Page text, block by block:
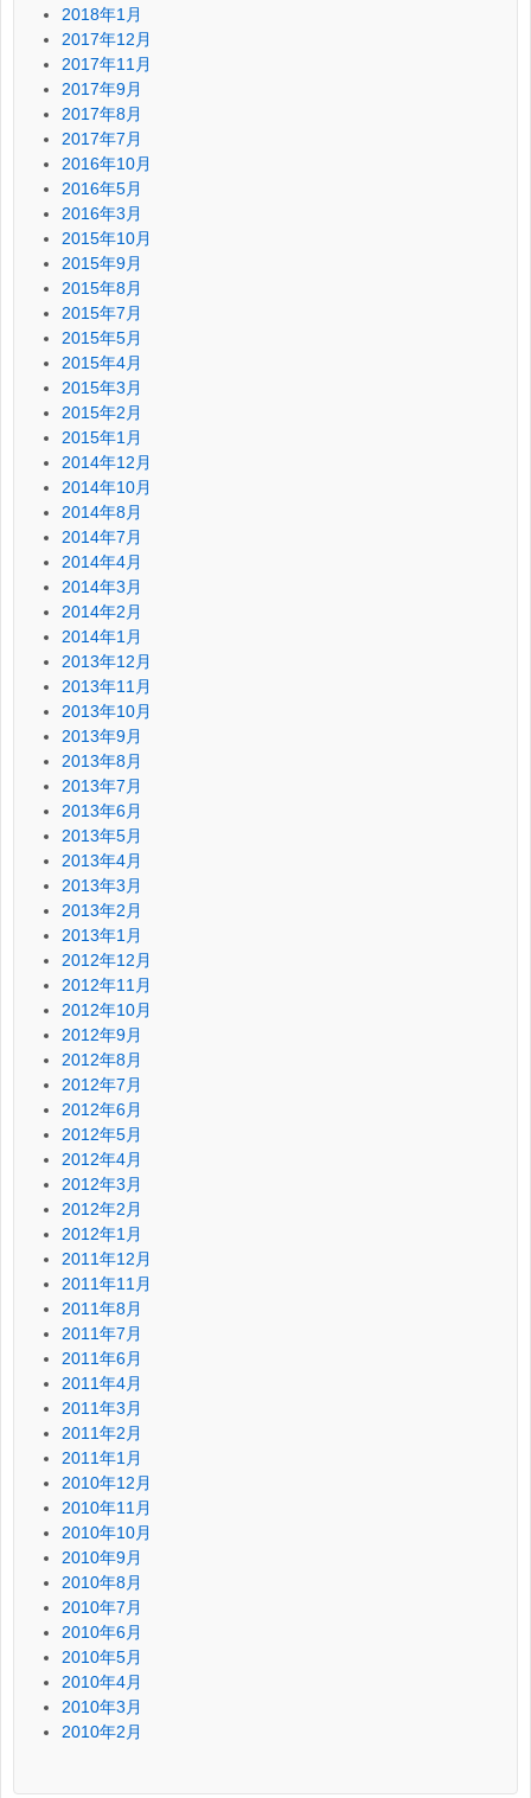
2018年1月
2017年12月
2017年11月
2017年9月
2017年8月
2017年7月
2016年10月
2016年5月
2016年3月
2015年10月
2015年9月
2015年8月
2015年7月
2015年5月
2015年4月
2015年3月
2015年2月
2015年1月
2014年12月
2014年10月
2014年8月
2014年7月
2014年4月
2014年3月
2014年2月
2014年1月
2013年12月
2013年11月
2013年10月
2013年9月
2013年8月
2013年7月
2013年6月
2013年5月
2013年4月
2013年3月
2013年2月
2013年1月
2012年12月
2012年11月
2012年10月
2012年9月
2012年8月
2012年7月
2012年6月
2012年5月
2012年4月
2012年3月
2012年2月
2012年1月
2011年12月
2011年11月
2011年8月
2011年7月
2011年6月
2011年4月
2011年3月
2011年2月
2011年1月
2010年12月
2010年11月
2010年10月
2010年9月
2010年8月
2010年7月
2010年6月
2010年5月
2010年4月
2010年3月
2010年2月